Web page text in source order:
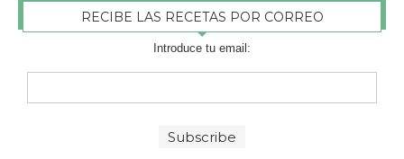
RECIBE LAS RECETAS POR CORREO
Introduce tu email: